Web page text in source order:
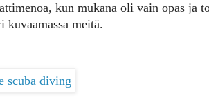
kun mukana oli vain opas ja
kuvaamassa meitä.